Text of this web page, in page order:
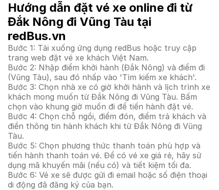
Hướng dẫn đặt vé xe online đi từ
Đắk Nông đi Vũng Tàu tại
redBus.vn
Bước 1: Tải xuống ứng dụng redBus hoặc truy cập
trang web đặt vé xe khách Việt Nam.
Bước 2: Nhập điểm khởi hành (Đắk Nông) và điểm đi
(Vũng Tàu), sau đó nhấp vào 'Tìm kiếm xe khách'.
Bước 3: Chọn nhà xe có giờ khởi hành và lịch trình xe
khách mong muốn từ Đắk Nông đi Vũng Tàu. Bấm
chọn vào khung giờ muốn đi để tiến hành đặt vé.
Bước 4: Chọn chỗ ngồi, điểm đón, điểm trả khách và
điền thông tin hành khách khi từ Đắk Nông đi Vũng
Tàu.
Bước 5: Chọn phương thức thanh toán phù hợp và
tiến hành thanh toán vé. Để có vé xe giá rẻ, hãy sử
dụng mã khuyến mãi (nếu có) và tiết kiệm tối đa.
Bước 6: Vé xe sẽ được gửi đi email hoặc số điện thoại
di động đã đăng ký của bạn.